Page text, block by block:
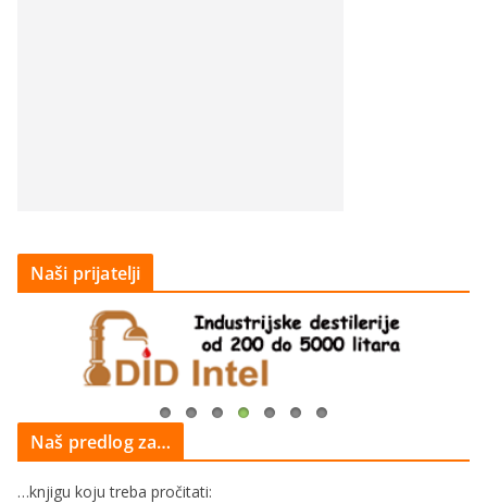
Naši prijatelji
Naš predlog za…
…knjigu koju treba pročitati: